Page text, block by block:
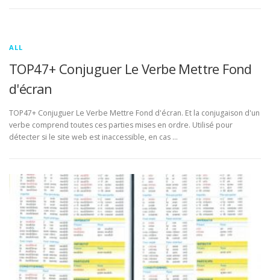
ALL
TOP47+ Conjuguer Le Verbe Mettre Fond
d'écran
TOP47+ Conjuguer Le Verbe Mettre Fond d'écran. Et la conjugaison d'un
verbe comprend toutes ces parties mises en ordre. Utilisé pour
détecter si le site web est inaccessible, en cas …